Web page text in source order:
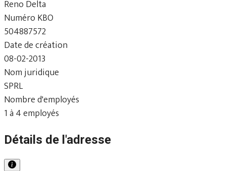
Reno Delta
Numéro KBO
504887572
Date de création
08-02-2013
Nom juridique
SPRL
Nombre d'employés
1 à 4 employés
Détails de l'adresse